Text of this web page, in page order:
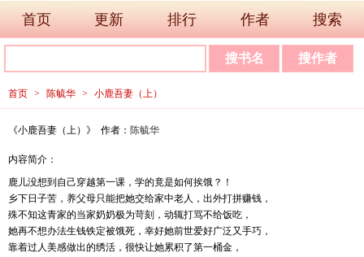
首页 更新 排行 作者 搜索
首页 > 陈毓华 > 小鹿吾妻（上）
《小鹿吾妻（上）》 作者： 陈毓华
内容简介：
鹿儿没想到自己穿越第一课，学的竟是如何挨饿？！
乡下日子苦，养父母只能把她交给家中老人，出外打拼赚钱，
殊不知这青家的当家奶奶极为苛刻，动辄打骂不给饭吃，
她再不想办法生钱铁定被饿死，幸好她前世爱好广泛又手巧，
靠着过人美感做出的绣活，很快让她累积了第一桶金，